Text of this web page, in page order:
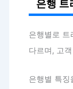
은행 트
은행별로
다르며, 고
은행별 특